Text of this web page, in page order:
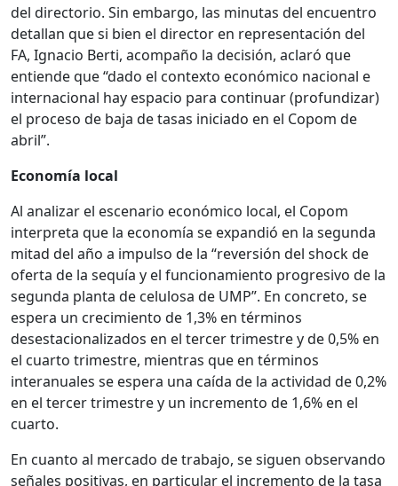
del directorio. Sin embargo, las minutas del encuentro
detallan que si bien el director en representación del
FA, Ignacio Berti, acompaño la decisión, aclaró que
entiende que “dado el contexto económico nacional e
internacional hay espacio para continuar (profundizar)
el proceso de baja de tasas iniciado en el Copom de
abril”.
Economía local
Al analizar el escenario económico local, el Copom
interpreta que la economía se expandió en la segunda
mitad del año a impulso de la “reversión del shock de
oferta de la sequía y el funcionamiento progresivo de la
segunda planta de celulosa de UMP”. En concreto, se
espera un crecimiento de 1,3% en términos
desestacionalizados en el tercer trimestre y de 0,5% en
el cuarto trimestre, mientras que en términos
interanuales se espera una caída de la actividad de 0,2%
en el tercer trimestre y un incremento de 1,6% en el
cuarto.
En cuanto al mercado de trabajo, se siguen observando
señales positivas, en particular el incremento de la tasa